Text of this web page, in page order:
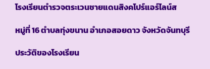
โรงเรียนตำรวจตระเวนชายแดนสิงคโปร์แอร์ไลน์ส
หมู่ที่16 ตำบลทุ่งขนาน อำเภอสอยดาว จังหวัดจันทบุรี
ประวัติของโรงเรียน